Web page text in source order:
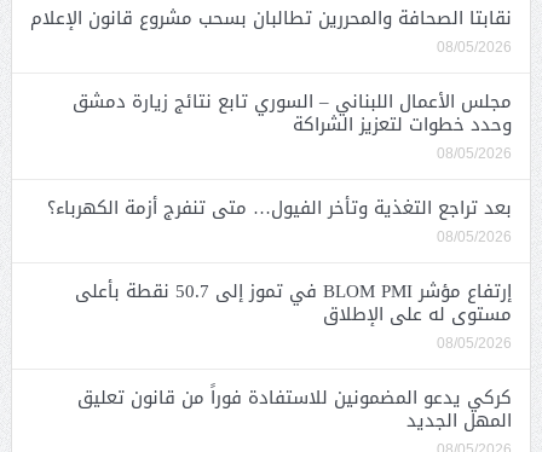
نقابتا الصحافة والمحررين تطالبان بسحب مشروع قانون الإعلام
08/05/2026
مجلس الأعمال اللبناني – السوري تابع نتائج زيارة دمشق
وحدد خطوات لتعزيز الشراكة
08/05/2026
بعد تراجع التغذية وتأخر الفيول… متى تنفرج أزمة الكهرباء؟
08/05/2026
إرتفاع مؤشر BLOM PMI في تموز إلى 50.7 نقطة بأعلى
مستوى له على الإطلاق
08/05/2026
كركي يدعو المضمونين للاستفادة فوراً من قانون تعليق
المهل الجديد